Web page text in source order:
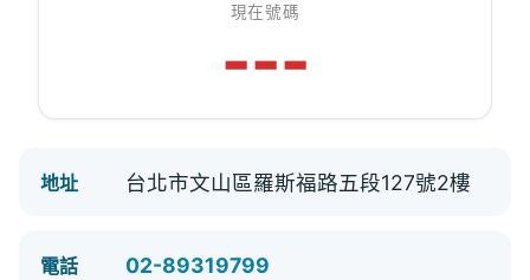
現在號碼
---
地址 台北市文山區羅斯福路五段127號2樓
電話 02-89319799